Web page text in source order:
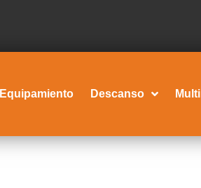
Equipamiento Descanso